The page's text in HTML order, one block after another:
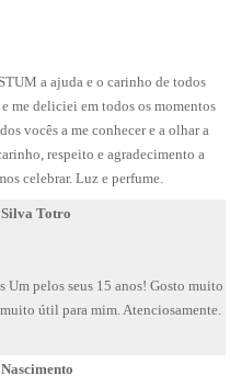
a ajuda e o carinho de todos
me deliciei em todos os momentos
vocês a me conhecer e a olhar a
respeito e agradecimento a
celebrar. Luz e perfume.
Totro
Um pelos seus 15 anos! Gosto muito
útil para mim. Atenciosamente.